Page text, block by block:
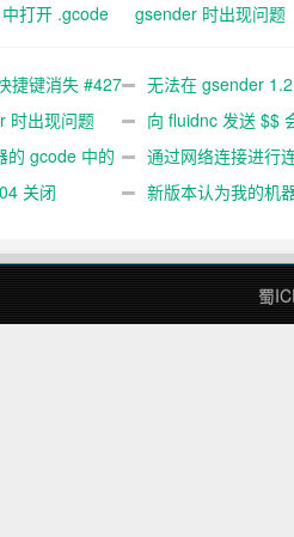
打开 .gcode
gsender 时出现问题
捷键消失 #427
无法在 gsender
#367
时出现问题
向 fluidnc 发送 $$
#473
的 gcode 中的
通过网络连接进行
关闭
新版本认为我的机
蜀